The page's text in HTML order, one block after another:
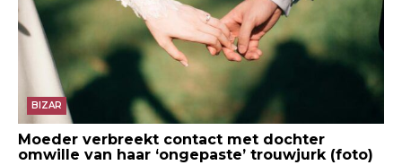
BIZAR
Moeder verbreekt contact met dochter
omwille van haar ‘ongepaste’ trouwjurk (foto)